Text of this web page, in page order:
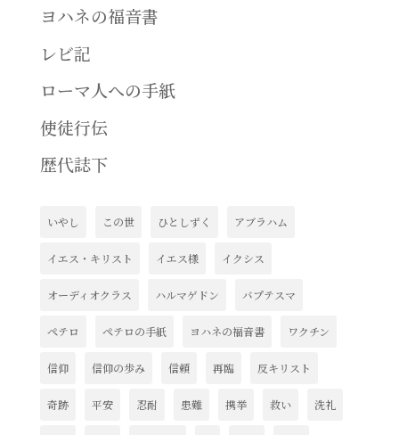
ヨハネの福音書
レビ記
ローマ人への手紙
使徒行伝
歴代誌下
いやし この世 ひとしずく アブラハム
イエス・キリスト イエス様 イクシス
オーディオクラス ハルマゲドン バプテスマ
ペテロ ペテロの手紙 ヨハネの福音書 ワクチン
信仰 信仰の歩み 信頼 再臨 反キリスト
奇跡 平安 忍耐 患難 携挙 救い 洗礼